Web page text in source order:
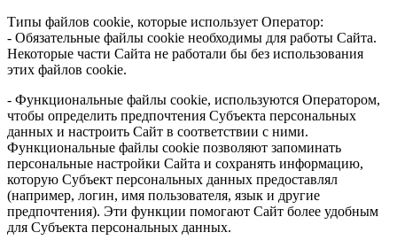
Типы файлов cookie, которые использует Оператор:
- Обязательные файлы cookie необходимы для работы Сайта.
Некоторые части Сайта не работали бы без использования
этих файлов cookie.
- Функциональные файлы cookie, используются Оператором,
чтобы определить предпочтения Субъекта персональных
данных и настроить Сайт в соответствии с ними.
Функциональные файлы cookie позволяют запоминать
персональные настройки Сайта и сохранять информацию,
которую Субъект персональных данных предоставлял
(например, логин, имя пользователя, язык и другие
предпочтения). Эти функции помогают Сайт более удобным
для Субъекта персональных данных.